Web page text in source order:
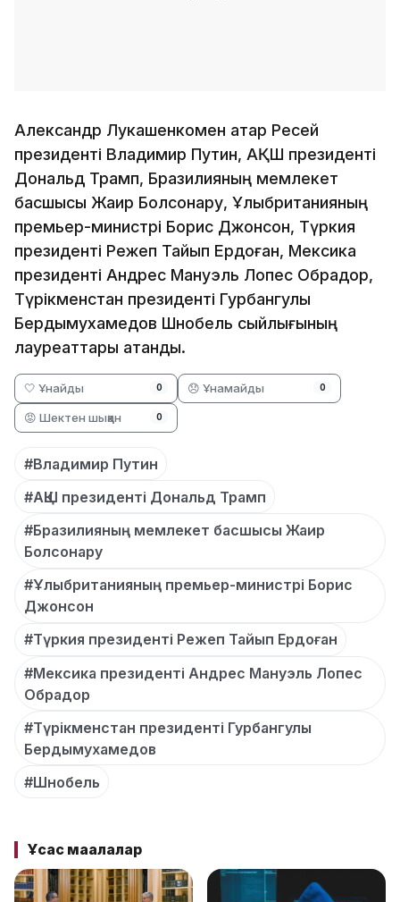
Александр Лукашенкомен қатар Ресей
президенті Владимир Путин, АҚШ президенті
Дональд Трамп, Бразилияның мемлекет
басшысы Жаир Болсонару, Ұлыбританияның
премьер-министрі Борис Джонсон, Түркия
президенті Режеп Тайып Ердоған, Мексика
президенті Андрес Мануэль Лопес Обрадор,
Түрікменстан президенті Гурбангулы
Бердымухамедов Шнобель сыйлығының
лауреаттары атанды.
🤍 Ұнайды 0 😞 Ұнамайды 0
😡 Шектен шыққан 0
#Владимир Путин
#АҚШ президенті Дональд Трамп
#Бразилияның мемлекет басшысы Жаир
Болсонару
#Ұлыбританияның премьер-министрі Борис
Джонсон
#Түркия президенті Режеп Тайып Ердоған
#Мексика президенті Андрес Мануэль Лопес
Обрадор
#Түрікменстан президенті Гурбангулы
Бердымухамедов
#Шнобель
Ұқсас мақалалар